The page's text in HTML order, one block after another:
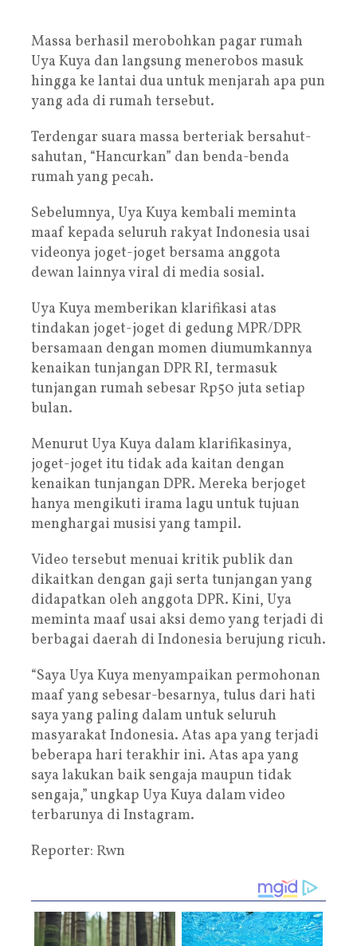
Massa berhasil merobohkan pagar rumah
Uya Kuya dan langsung menerobos masuk
hingga ke lantai dua untuk menjarah apa pun
yang ada di rumah tersebut.
Terdengar suara massa berteriak bersahut-
sahutan, “Hancurkan” dan benda-benda
rumah yang pecah.
Sebelumnya, Uya Kuya kembali meminta
maaf kepada seluruh rakyat Indonesia usai
videonya joget-joget bersama anggota
dewan lainnya viral di media sosial.
Uya Kuya memberikan klarifikasi atas
tindakan joget-joget di gedung MPR/DPR
bersamaan dengan momen diumumkannya
kenaikan tunjangan DPR RI, termasuk
tunjangan rumah sebesar Rp50 juta setiap
bulan.
Menurut Uya Kuya dalam klarifikasinya,
joget-joget itu tidak ada kaitan dengan
kenaikan tunjangan DPR. Mereka berjoget
hanya mengikuti irama lagu untuk tujuan
menghargai musisi yang tampil.
Video tersebut menuai kritik publik dan
dikaitkan dengan gaji serta tunjangan yang
didapatkan oleh anggota DPR. Kini, Uya
meminta maaf usai aksi demo yang terjadi di
berbagai daerah di Indonesia berujung ricuh.
“Saya Uya Kuya menyampaikan permohonan
maaf yang sebesar-besarnya, tulus dari hati
saya yang paling dalam untuk seluruh
masyarakat Indonesia. Atas apa yang terjadi
beberapa hari terakhir ini. Atas apa yang
saya lakukan baik sengaja maupun tidak
sengaja,” ungkap Uya Kuya dalam video
terbarunya di Instagram.
Reporter: Rwn